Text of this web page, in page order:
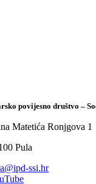
povijesno društvo –
Matetića Ronjgova 1
Pula
ssi.hr